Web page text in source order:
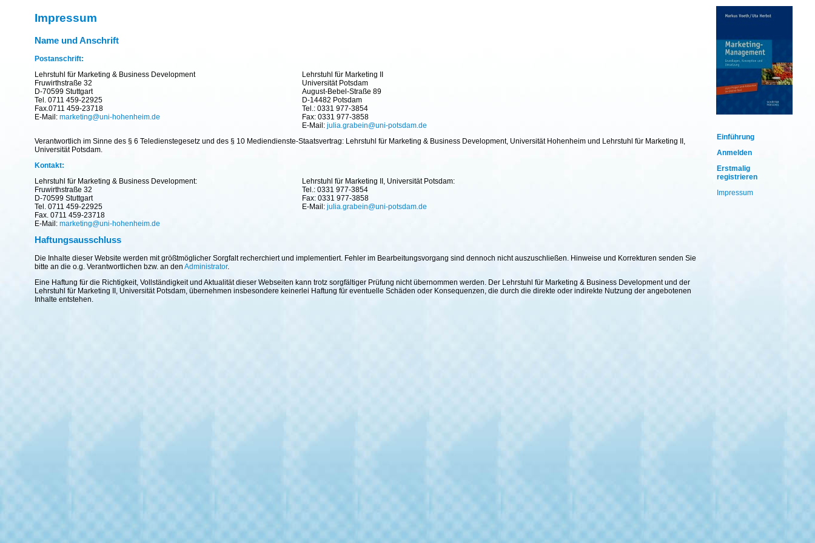
Einführung
Anmelden
Erstmalig
registrieren
Impressum
Impressum
Name und Anschrift
Postanschrift:
Lehrstuhl für Marketing & Business Development
Fruwirthstraße 32
D-70599 Stuttgart
Tel. 0711 459-22925
Fax.0711 459-23718
E-Mail: marketing@uni-hohenheim.de
Lehrstuhl für Marketing II
Universität Potsdam
August-Bebel-Straße 89
D-14482 Potsdam
Tel.: 0331 977-3854
Fax: 0331 977-3858
E-Mail: julia.grabein@uni-potsdam.de
Verantwortlich im Sinne des § 6 Teledienstegesetz und des § 10 Mediendienste-Staatsvertrag: Lehrstuhl für Marketing & Business Development, Universität Hohenheim und Lehrstuhl für Marketing II,
Universität Potsdam.
Kontakt:
Lehrstuhl für Marketing & Business Development:
Fruwirthstraße 32
D-70599 Stuttgart
Tel. 0711 459-22925
Fax. 0711 459-23718
E-Mail: marketing@uni-hohenheim.de
Lehrstuhl für Marketing II, Universität Potsdam:
Tel.: 0331 977-3854
Fax: 0331 977-3858
E-Mail: julia.grabein@uni-potsdam.de
Haftungsausschluss
Die Inhalte dieser Website werden mit größtmöglicher Sorgfalt recherchiert und implementiert. Fehler im Bearbeitungsvorgang sind dennoch nicht auszuschließen. Hinweise und Korrekturen senden Sie
bitte an die o.g. Verantwortlichen bzw. an den Administrator.
Eine Haftung für die Richtigkeit, Vollständigkeit und Aktualität dieser Webseiten kann trotz sorgfältiger Prüfung nicht übernommen werden. Der Lehrstuhl für Marketing & Business Development und der
Lehrstuhl für Marketing II, Universität Potsdam, übernehmen insbesondere keinerlei Haftung für eventuelle Schäden oder Konsequenzen, die durch die direkte oder indirekte Nutzung der angebotenen
Inhalte entstehen.